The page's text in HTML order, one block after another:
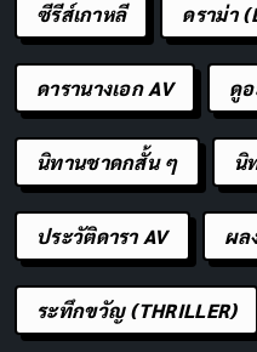
ซีรีส์เกาหลี ดราม่า
ดารานางเอก AV ดู
นิทานชาดกสั้น ๆ นิ
ประวัติดารา AV ผล
ระทึกขวัญ (THRILLER)